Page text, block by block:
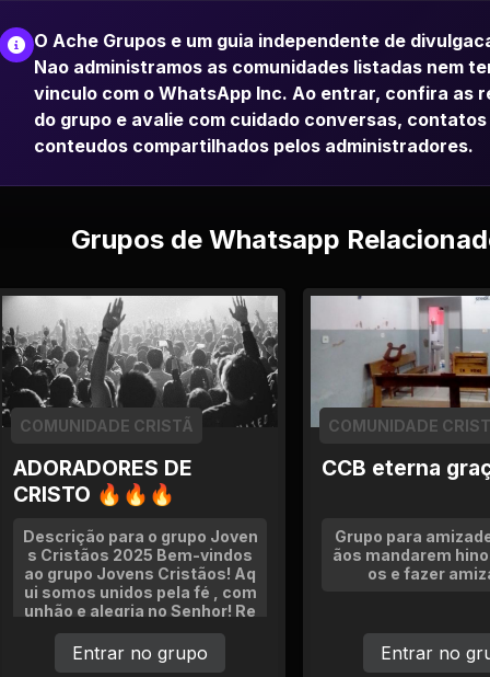
O Ache Grupos e um guia independente de
Nao administramos as comunidades listadas nem
vinculo com o WhatsApp Inc. Ao entrar, confira as
do grupo e avalie com cuidado conversas, contatos
conteudos compartilhados pelos administradores.
Grupos de Whatsapp
ADORADORES DE
CRISTO 🔥🔥🔥
COMUNIDADE CRISTÃ
Descrição para o grupo Joven
s Cristãos 2025 Bem-vindos
ao grupo Jovens Cristãos! Aq
ui somos unidos pela fé , com
unhão e alegria no Senhor! Re
gras do Grupo Pode: Comparti
lhar versículos bíblicos Divulg
ar mensagens edi
Entrar no grupo
CCB eterna
COMUNIDADE
Grupo para
ãos mandarem
os e fazer
Entrar no